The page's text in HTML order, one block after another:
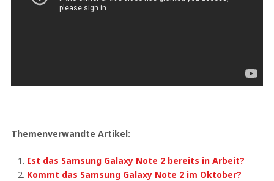
Themenverwandte Artikel:
Ist das Samsung Galaxy Note 2 bereits in Arbeit?
Kommt das Samsung Galaxy Note 2 im Oktober?